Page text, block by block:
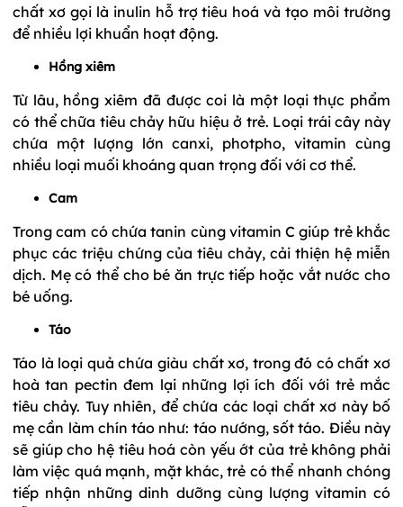
chất xơ gọi là inulin hỗ trợ tiêu hoá và tạo môi trường
để nhiều lợi khuẩn hoạt động.
Hồng xiêm
Từ lâu, hồng xiêm đã được coi là một loại thực phẩm
có thể chữa tiêu chảy hữu hiệu ở trẻ. Loại trái cây này
chứa một lượng lớn canxi, photpho, vitamin cùng
nhiều loại muối khoáng quan trọng đối với cơ thể.
Cam
Trong cam có chứa tanin cùng vitamin C giúp trẻ khắc
phục các triệu chứng của tiêu chảy, cải thiện hệ miễn
dịch. Mẹ có thể cho bé ăn trực tiếp hoặc vắt nước cho
bé uống.
Táo
Táo là loại quả chứa giàu chất xơ, trong đó có chất xơ
hoà tan pectin đem lại những lợi ích đối với trẻ mắc
tiêu chảy. Tuy nhiên, để chứa các loại chất xơ này bố
mẹ cần làm chín táo như: táo nướng, sốt táo. Điều này
sẽ giúp cho hệ tiêu hoá còn yếu ớt của trẻ không phải
làm việc quá mạnh, mặt khác, trẻ có thể nhanh chóng
tiếp nhận những dinh dưỡng cùng lượng vitamin có